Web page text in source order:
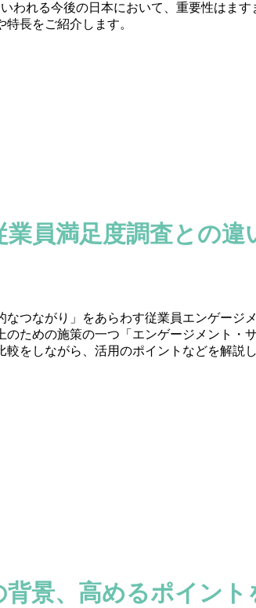
いわれる今後の日本において、重要性はま
長をご紹介します。
員満足度調査との違
なつながり」をあらわす従業員エンゲージメ
のための施策の一つ「エンゲージメント・
較をしながら、活用のポイントなどを解説し
景、高めるポイント